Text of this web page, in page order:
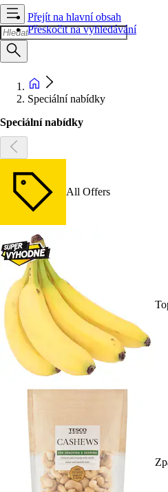
Přejít na hlavní obsah
Přeskočit na vyhledávání
Speciální nabídky
Speciální nabídky
All Offers